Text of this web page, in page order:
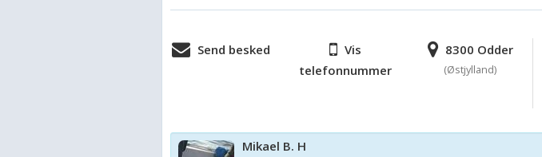
Send besked
Vis
telefonnummer
8300 Odder
(Østjylland)
Mikael B. H